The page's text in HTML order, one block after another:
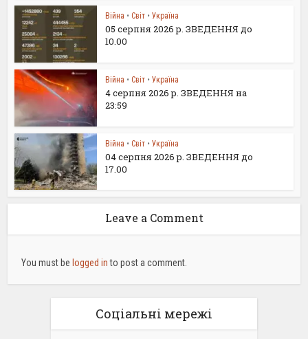
Війна • Світ • Україна
05 серпня 2026 р. ЗВЕДЕННЯ до
10.00
Війна • Світ • Україна
4 серпня 2026 р. ЗВЕДЕННЯ на
23:59
Війна • Світ • Україна
04 серпня 2026 р. ЗВЕДЕННЯ до
17.00
Leave a Comment
You must be logged into post a comment.
Соціальні мережі